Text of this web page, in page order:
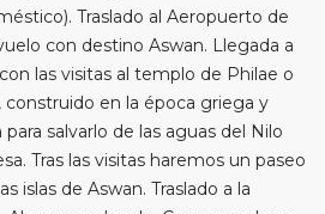
Traslado al Aeropuerto de
con destino Aswan. Llegada a
las visitas al templo de Philae o
construido en la época griega y
salvarlo de las aguas del Nilo
Tras las visitas haremos un paseo
islas de Aswan. Traslado a la